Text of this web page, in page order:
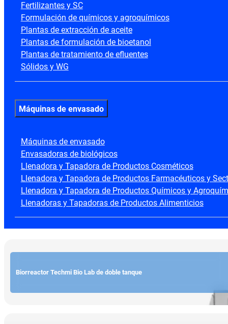
Biorreactor Techmi Bio Lab de doble tanque
Fertilizantes y SC
Formulación de químicos y agroquímicos
Plantas de extracción de aceite
Plantas de formulación de bioetanol
Plantas de tratamiento de efluentes
Sólidos y WG
Máquinas de envasado
Máquinas de envasado
Envasadoras de biológicos
Llenadora y Tapadora de Productos Cosméticos
Llenadora y Tapadora de Productos Farmacéuticos y
Llenadora y Tapadora de Productos Químicos y
Llenadoras y Tapadoras de Productos Alimenticios